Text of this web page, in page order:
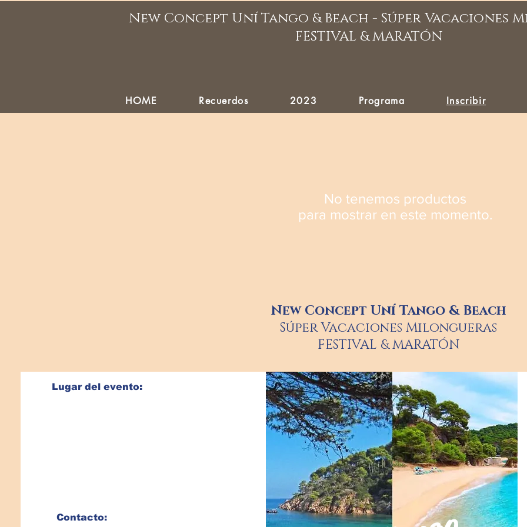
New Concept Uní Tango & Beach - Súper Vacaciones
FESTIVAL & MARATÓN
HOME Recuerdos 2023 Programa Inscribir
No tenemos productos
para mostrar en este momento.
New Concept Uní Tango & Beach
Súper Vacaciones Milongueras
FESTIVAL & MARATÓN
Lugar del evento:
Contacto: